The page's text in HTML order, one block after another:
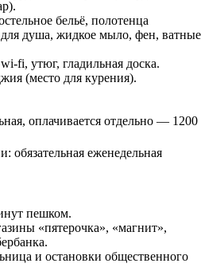
бельё, полотенца
душа, жидкое мыло, фен, ватные
fi, утюг, гладильная доска.
(место для курения).
оплачивается отдельно — 1200
еженедельная
пешком.
«пятерочка», «магнит»,
и остановки общественного